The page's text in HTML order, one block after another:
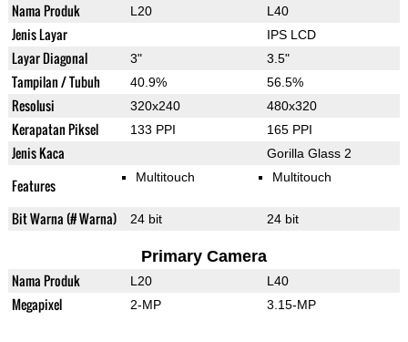
Nama Produk L20 L40
Jenis Layar IPS LCD
Layar Diagonal 3" 3.5"
Tampilan / Tubuh 40.9% 56.5%
Resolusi 320x240 480x320
Kerapatan Piksel 133 PPI 165 PPI
Jenis Kaca Gorilla Glass 2
Features Multitouch Multitouch
Bit Warna (# Warna) 24 bit 24 bit
Primary Camera
Nama Produk L20 L40
Megapixel 2-MP 3.15-MP